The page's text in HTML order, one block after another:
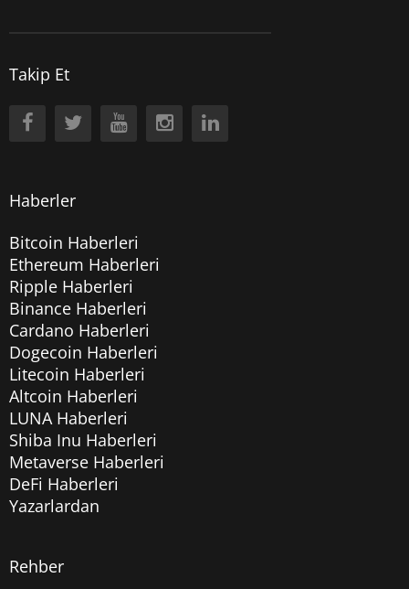
Takip Et
Haberler
Bitcoin Haberleri
Ethereum Haberleri
Ripple Haberleri
Binance Haberleri
Cardano Haberleri
Dogecoin Haberleri
Litecoin Haberleri
Altcoin Haberleri
LUNA Haberleri
Shiba Inu Haberleri
Metaverse Haberleri
DeFi Haberleri
Yazarlardan
Rehber